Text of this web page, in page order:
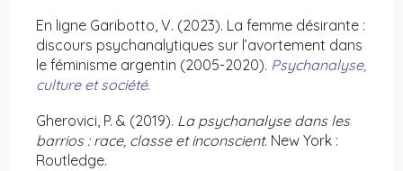
En ligne Garibotto, V. (2023). La femme désirante :
discours psychanalytiques sur l’avortement dans
le féminisme argentin (2005-2020). Psychanalyse,
culture et société.
Gherovici, P. & (2019). La psychanalyse dans les
barrios : race, classe et inconscient. New York :
Routledge.